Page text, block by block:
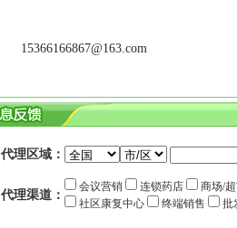
15366166867@163.com
代理区域：
代理渠道：
会议营销 连锁药店 商场/
社区康复中心
终端销售 批